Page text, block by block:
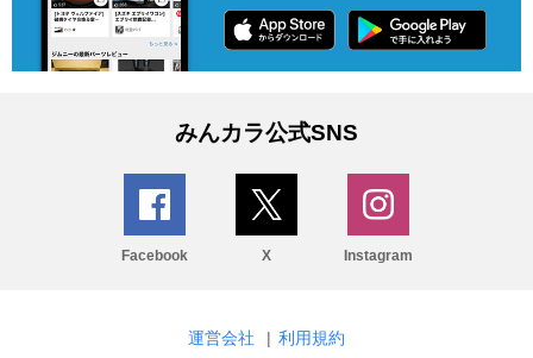
みんカラ公式SNS
Facebook X Instagram
運営会社 | 利用規約